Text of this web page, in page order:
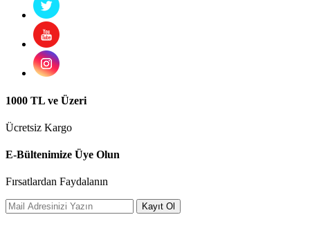
1000 TL ve Üzeri
Ücretsiz Kargo
E-Bültenimize Üye Olun
Fırsatlardan Faydalanın